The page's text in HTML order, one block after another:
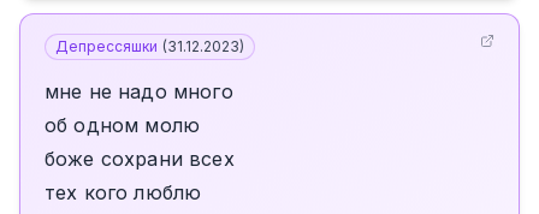
Депрессяшки (31.12.2023)
мне не надо много
об одном молю
боже сохрани всех
тех кого люблю